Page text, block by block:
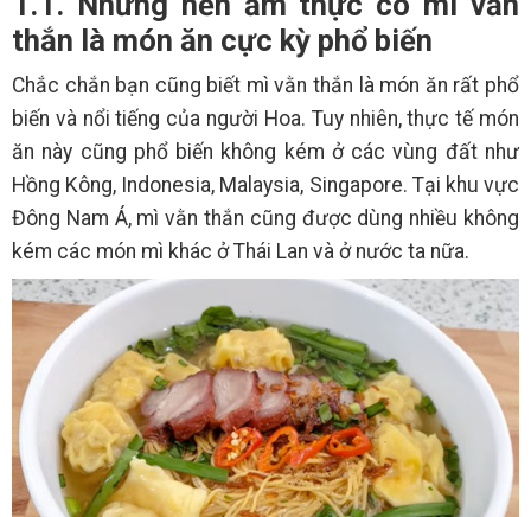
thắn là món ăn cực kỳ phổ biến
Chắc chắn bạn cũng biết mì vằn thắn là món ăn rất phổ
biến và nổi tiếng của người Hoa. Tuy nhiên, thực tế món
ăn này cũng phổ biến không kém ở các vùng đất như
Hồng Kông, Indonesia, Malaysia, Singapore. Tại khu vực
Đông Nam Á, mì vằn thắn cũng được dùng nhiều không
kém các món mì khác ở Thái Lan và ở nước ta nữa.